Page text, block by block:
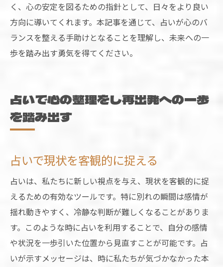
く、心の安定を図るための指針として、日々をより良い
方向に導いてくれます。本記事を通じて、占いが心のバ
ランスを整える手助けとなることを理解し、未来への一
歩を踏み出す勇気を得てください。
占いで心の整理をし再出発への一歩
を踏み出す
占いで現状を客観的に捉える
占いは、私たちに新しい視点を与え、現状を客観的に捉
えるための有効なツールです。特に別れの瞬間は感情が
揺れ動きやすく、冷静な判断が難しくなることがありま
す。このような時に占いを利用することで、自分の感情
や状況を一歩引いた位置から見直すことが可能です。占
いが示すメッセージは、時に私たちが気づかなかった本